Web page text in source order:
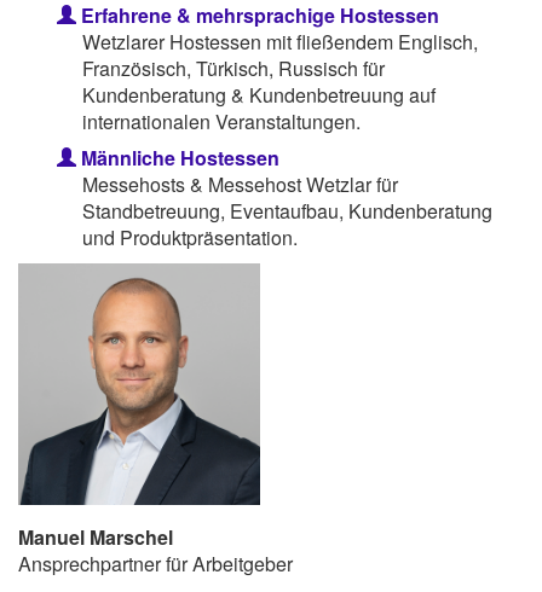
Erfahrene & mehrsprachige Hostessen
Wetzlarer Hostessen mit fließendem Englisch,
Französisch, Türkisch, Russisch für
Kundenberatung & Kundenbetreuung auf
internationalen Veranstaltungen.
Männliche Hostessen
Messehosts & Messehost Wetzlar für
Standbetreuung, Eventaufbau, Kundenberatung
und Produktpräsentation.
Manuel Marschel
Ansprechpartner für Arbeitgeber